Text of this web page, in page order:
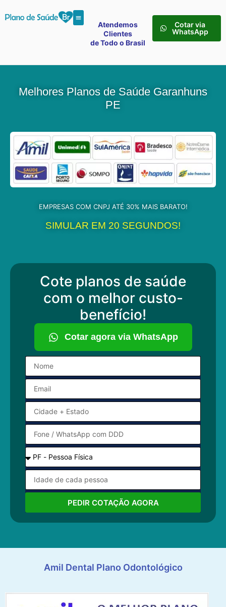
Atendemos
Clientes
de Todo o Brasil
Cotar via
WhatsApp
Melhores Planos de Saúde Garanhuns
PE
EMPRESAS COM CNPJ ATÉ 30% MAIS BARATO!
SIMULAR EM 20 SEGUNDOS!
Cote planos de saúde
com o melhor custo-
benefício!
Cotar agora via WhatsApp
PEDIR COTAÇÃO AGORA
Amil Dental Plano Odontológico